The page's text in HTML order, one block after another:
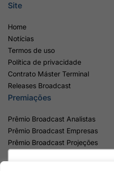
Site
Home
Notícias
Termos de uso
Política de privacidade
Contrato Máster Terminal
Releases Broadcast
Premiações
Prêmio Broadcast Analistas
Prêmio Broadcast Empresas
Prêmio Broadcast Projeções